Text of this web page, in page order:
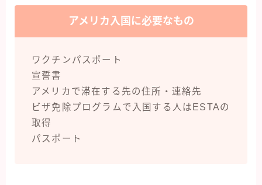
アメリカ入国に必要なもの
ワクチンパスポート
宣誓書
アメリカで滞在する先の住所・連絡先
ビザ免除プログラムで入国する人はESTAの
取得
パスポート